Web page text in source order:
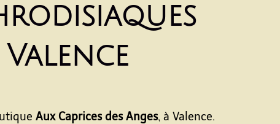
Aux Caprices des Anges, à Valence.